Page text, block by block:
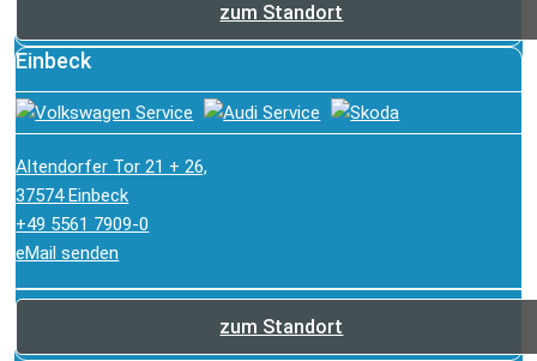
zum Standort
Einbeck
Altendorfer Tor 21 + 26,
37574 Einbeck
+49 5561 7909-0
eMail senden
zum Standort